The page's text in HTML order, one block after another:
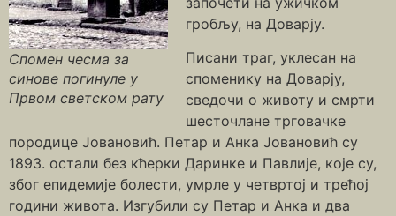
Спомен чесма за
синове погинуле у
Првом светском рату
гробљу, на Доварју.
Писани траг, уклесан на
споменику на Доварју,
сведочи о животу и смрти
шесточлане трговачке
породице Јовановић. Петар и Анка Јовановић су
1893. остали без кћерки Даринке и Павлије, које су,
због епидемије болести, умрле у четвртој и трећој
години живота. Изгубили су Петар и Анка и два